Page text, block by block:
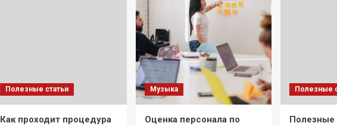
Полезные статьи
Как проходит процедура
Музыка
Оценка персонала по
Полезные